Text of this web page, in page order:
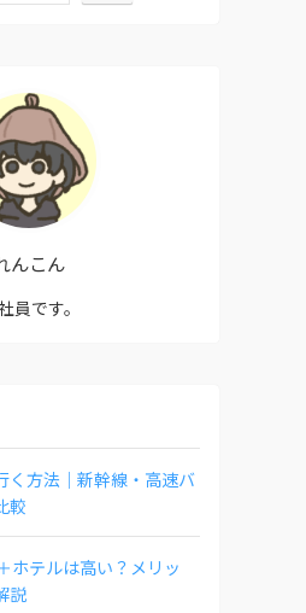
んこん
員です。
く方法｜新幹線・高速バ
較
ホテルは高い？メリッ
説